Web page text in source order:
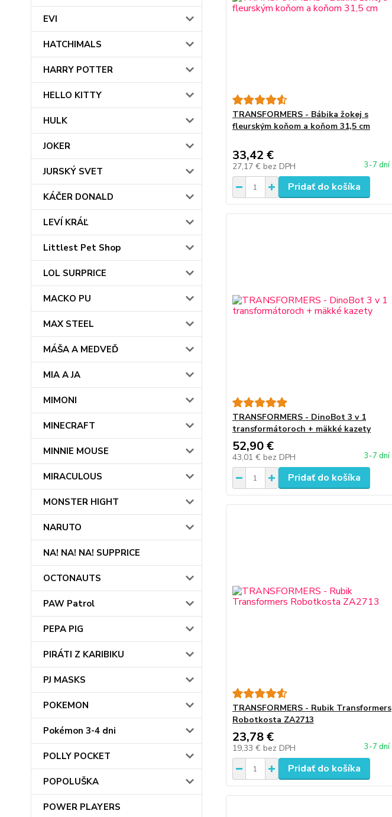
EVI
HATCHIMALS
HARRY POTTER
HELLO KITTY
HULK
JOKER
JURSKÝ SVET
KÁČER DONALD
LEVÍ KRÁĽ
Littlest Pet Shop
LOL SURPRICE
MACKO PU
MAX STEEL
MÁŠA A MEDVEĎ
MIA A JA
MIMONI
MINECRAFT
MINNIE MOUSE
MIRACULOUS
MONSTER HIGHT
NARUTO
NA! NA! NA! SUPPRICE
OCTONAUTS
PAW Patrol
PEPA PIG
PIRÁTI Z KARIBIKU
PJ MASKS
POKEMON
Pokémon 3-4 dni
POLLY POCKET
POPOLUŠKA
POWER PLAYERS
TRANSFORMERS - Bábika žokej s
fleurským koňom a koňom 31,5 cm
33,42 €
27,17 € bez DPH 3-7 dní
Pridať do košíka
TRANSFORMERS - DinoBot 3 v 1
transformátoroch + mäkké kazety
52,90 €
43,01 € bez DPH 3-7 dní
Pridať do košíka
TRANSFORMERS - Rubik Transformers
Robotkosta ZA2713
23,78 €
19,33 € bez DPH 3-7 dní
Pridať do košíka